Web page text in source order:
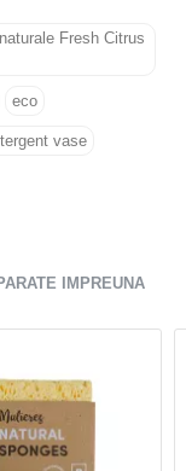
Fresh Citrus
eco
vase
IMPREUNA